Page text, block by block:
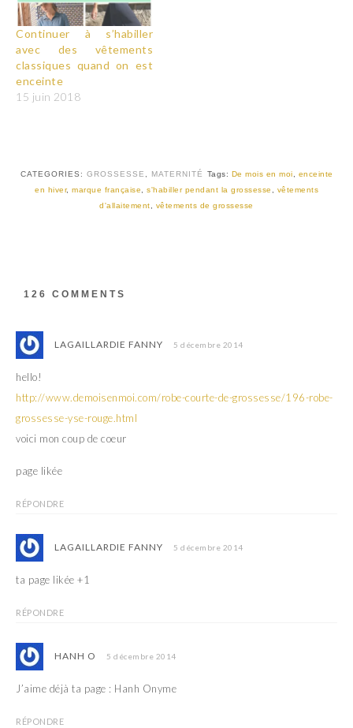
Continuer à s’habiller
avec des vêtements
classiques quand on est
enceinte
15 juin 2018
CATEGORIES: GROSSESSE , MATERNITÉ Tags: De mois en moi, enceinte
en hiver, marque française, s'habiller pendant la grossesse , vêtements
d'allaitement, vêtements de grossesse
126 COMMENTS
LAGAILLARDIE FANNY 5 décembre 2014
hello!
http://www.demoisenmoi.com/robe-courte-de-grossesse/196-robe-
grossesse-yse-rouge.html
voici mon coup de coeur
page likée
RÉPONDRE
LAGAILLARDIE FANNY 5 décembre 2014
ta page likée +1
RÉPONDRE
HANH O 5 décembre 2014
J’aime déjà ta page : Hanh Onyme
RÉPONDRE